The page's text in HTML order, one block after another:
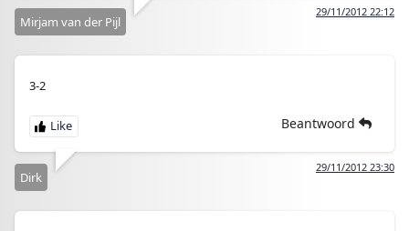
29/11/2012 22:12
Mirjam van der Pijl
3-2
Beantwoord
29/11/2012 23:30
Dirk